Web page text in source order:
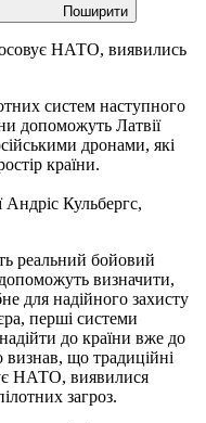
Поширити
НАТО, виявились
систем наступного
допоможуть Латвії
дронами, які
країни.
Андріс Кульбергс,
реальний бойовий
допоможуть визначити,
для надійного захисту
перші системи
до країни вже до
визнав, що традиційні
НАТО, виявилися
загроз.